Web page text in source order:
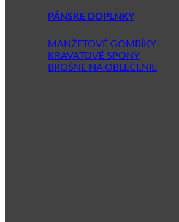
PÁNSKE DOPLNKY
MANŽETOVÉ GOMBÍKY
KRAVATOVÉ SPONY
BROŠNE NA OBLEČENIE